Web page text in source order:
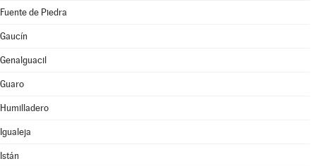
Fuente de Piedra
Gaucín
Genalguacil
Guaro
Humilladero
Igualeja
Istán